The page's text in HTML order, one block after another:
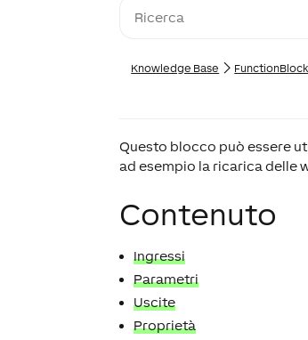
Knowledge Base FunctionBlock
Questo blocco può essere
ad esempio la ricarica delle
Contenuto
Ingressi
Parametri
Uscite
Proprietà